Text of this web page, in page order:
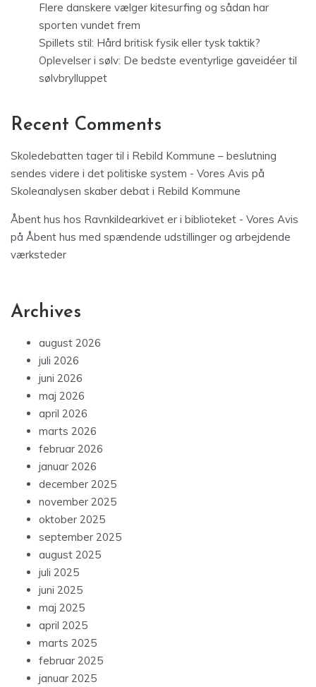
Flere danskere vælger kitesurfing og sådan har
sporten vundet frem
Spillets stil: Hård britisk fysik eller tysk taktik?
Oplevelser i sølv: De bedste eventyrlige gaveidéer til
sølvbrylluppet
Recent Comments
Skoledebatten tager til i Rebild Kommune – beslutning
sendes videre i det politiske system - Vores Avis på
Skoleanalysen skaber debat i Rebild Kommune
Åbent hus hos Ravnkildearkivet er i biblioteket - Vores Avis
på Åbent hus med spændende udstillinger og arbejdende
værksteder
Archives
august 2026
juli 2026
juni 2026
maj 2026
april 2026
marts 2026
februar 2026
januar 2026
december 2025
november 2025
oktober 2025
september 2025
august 2025
juli 2025
juni 2025
maj 2025
april 2025
marts 2025
februar 2025
januar 2025